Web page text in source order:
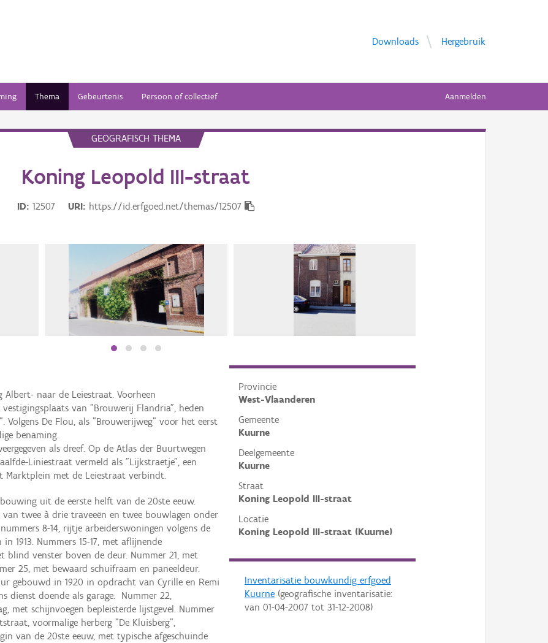
Downloads Hergebruik
Thema Gebeurtenis Persoon of collectief Aanmelden
GEOGRAFISCH THEMA
Koning Leopold III-straat
ID 12507 URI https://id.erfgoed.net/themas/12507
Provincie
West-Vlaanderen
Gemeente
Kuurne
Deelgemeente
Kuurne
Straat
Koning Leopold III-straat
Locatie
Koning Leopold III-straat (Kuurne)
Inventarisatie bouwkundig erfgoed
Kuurne(geografische inventarisatie:
van 01-04-2007tot 31-12-2008)
naar de Leiestraat. Voorheen
van "Brouwerij Flandria", heden
Volgens De Flou, als "Brouwerijweg" voor het eerst
benaming.
als dreef. Op de Atlas der Buurtwegen
Liniestraat vermeld als "Lijkstraetje", een
Marktplein met de Leiestraat verbindt.
uit de eerste helft van de 20ste eeuw.
van twee à drie traveeën en twee bouwlagen onder
8-14, rijtje arbeiderswoningen volgens de
1913. Nummers 15-17, met aflijnende
blind venster boven de deur. Nummer 21, met
25, met bewaard schuifraam en paneeldeur.
gebouwd in 1920 in opdracht van Cyrille en Remi
dienst doende als garage. Nummer 22,
met schijnvoegen bepleisterde lijstgevel. Nummer
voormalige herberg "De Kluisberg",
van de 20ste eeuw, met typische afgeschuinde